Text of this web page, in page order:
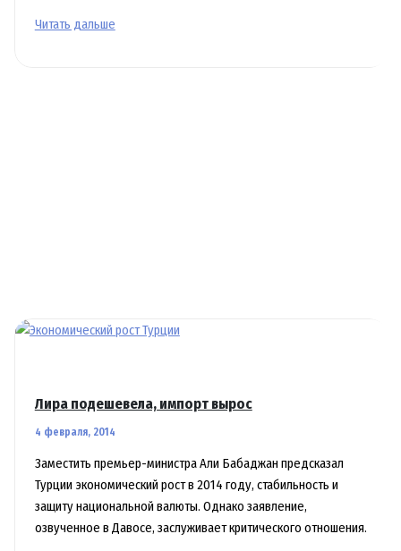
Самолётами,
Читать дальше
Лира подешевела, импорт вырос
4 февраля, 2014
Заместить премьер-министра Али Бабаджан предсказал
Турции экономический рост в 2014 году, стабильность и
защиту национальной валюты. Однако заявление,
озвученное в Давосе, заслуживает критического отношения.